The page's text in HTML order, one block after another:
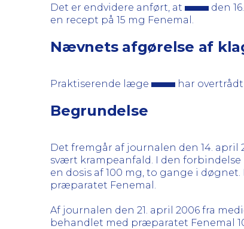
Det er endvidere anført, at den
en recept på 15 mg Fenemal.
Nævnets afgørelse af
Praktiserende læge har
Begrundelse
Det fremgår af journalen den 14. april
svært krampeanfald. I den
en dosis af 100 mg, to gange i
præparatet Fenemal.
Af journalen den 21. april 2006 fra
behandlet med præparatet Fenemal